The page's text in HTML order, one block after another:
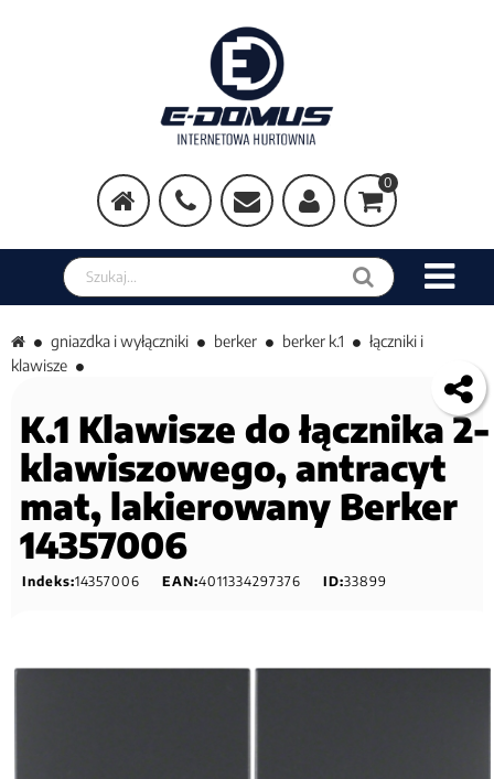
0
Szukaj w sklepie
gniazdka i wyłączniki berker berker k.1
łączniki i
klawisze
K.1 Klawisze do łącznika 2-
klawiszowego, antracyt
mat, lakierowany Berker
14357006
Indeks:14357006 EAN:4011334297376 ID:33899